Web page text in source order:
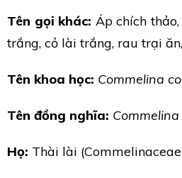
Tên gọi khác: Áp chích
trắng, cỏ lài trắng, rau trại
Tên khoa học: Commelina
Tên đồng nghĩa:
Họ: Thài lài